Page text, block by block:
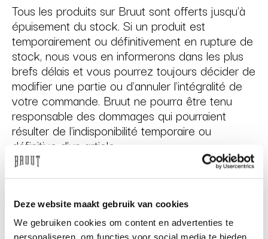
Deze website maakt gebruik van cookies
We gebruiken cookies om content en advertenties te
personaliseren, om functies voor social media te bieden
Tous les produits sur Bruut sont offerts jusqu'à
épuisement du stock. Si un produit est
temporairement ou définitivement en rupture de
stock, nous vous en informerons dans les plus
brefs délais et vous pourrez toujours décider de
modifier une partie ou d'annuler l'intégralité de
votre commande. Bruut ne pourra être tenu
responsable des dommages qui pourraient
résulter de l'indisponibilité temporaire ou
définitive d'un article.
Article 6 - Expédition
Le risque pendant le transport des articles